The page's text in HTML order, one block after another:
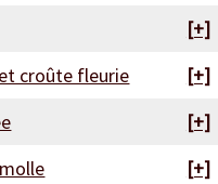
[+]
croûte fleurie
[+]
[+]
[+]